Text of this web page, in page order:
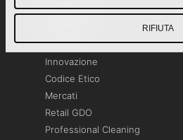
RIFIUTA
Pagine
Azienda
Innovazione
Codice Etico
Mercati
Retail GDO
Professional Cleaning